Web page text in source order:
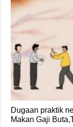
Dugaan praktik
Makan Gaji